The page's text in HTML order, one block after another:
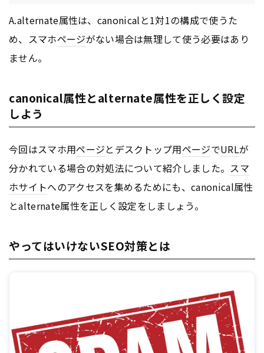
A.alternate属性は、canonicalと1対1の構成で使うた
め、スマホページがない場合は無理して使う必要はあり
ません。
canonical属性とalternate属性を正しく設定
しよう
今回はスマホ用ページとデスクトップ用ページでURLが
分かれている場合の対処法について紹介しました。 スマ
ホサイトへのアクセスを集めるためにも、canonical属性
とalternate属性を正しく設定をしましょう。
やってはいけないSEO対策とは